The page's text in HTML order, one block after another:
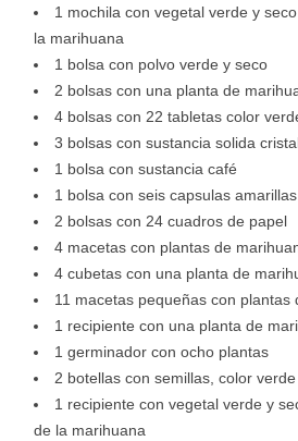
1 mochila con vegetal verde y
la marihuana
1 bolsa con polvo verde y seco
2 bolsas con una planta de
4 bolsas con 22 tabletas color
3 bolsas con sustancia solida
1 bolsa con sustancia café
1 bolsa con seis capsulas amarillas
2 bolsas con 24 cuadros de papel
4 macetas con plantas de
4 cubetas con una planta de
11 macetas pequeñas con plantas
1 recipiente con una planta de
1 germinador con ocho plantas
2 botellas con semillas, color verde
1 recipiente con vegetal verde y
de la marihuana